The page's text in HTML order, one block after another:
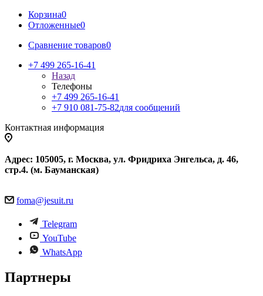
Корзина0
Отложенные0
Сравнение товаров0
+7 499 265-16-41
Назад
Телефоны
+7 499 265-16-41
+7 910 081-75-82для сообщений
Контактная информация
Адрес: 105005, г. Москва, ул. Фридриха Энгельса, д. 46,
стр.4. (м. Бауманская)
foma@jesuit.ru
Telegram
YouTube
WhatsApp
Партнеры